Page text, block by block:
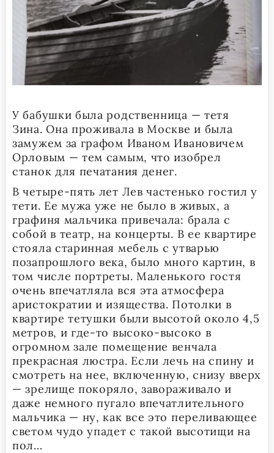
У бабушки была родственница — тетя
Зина. Она проживала в Москве и была
замужем за графом Иваном Ивановичем
Орловым — тем самым, что изобрел
станок для печатания денег.
В четыре-пять лет Лев частенько гостил у
тети. Ее мужа уже не было в живых, а
графиня мальчика привечала: брала с
собой в театр, на концерты. В ее квартире
стояла старинная мебель с утварью
позапрошлого века, было много картин, в
том числе портреты. Маленького гостя
очень впечатляла вся эта атмосфера
аристократии и изящества. Потолки в
квартире тетушки были высотой около 4,5
метров, и где-то высоко-высоко в
огромном зале помещение венчала
прекрасная люстра. Если лечь на спину и
смотреть на нее, включенную, снизу вверх
— зрелище покоряло, завораживало и
даже немного пугало впечатлительного
мальчика — ну, как все это переливающее
светом чудо упадет с такой высотищи на
пол…